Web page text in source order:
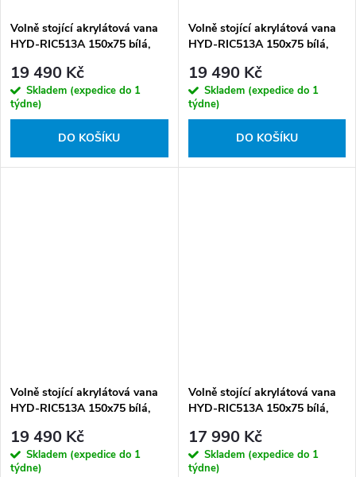
Volně stojící akrylátová vana
HYD-RIC513A 150x75 bílá,
19 490 Kč
Skladem (expedice do 1
týdne)
DO KOŠÍKU
Volně stojící akrylátová vana
HYD-RIC513A 150x75 bílá,
19 490 Kč
Skladem (expedice do 1
týdne)
DO KOŠÍKU
Volně stojící akrylátová vana
HYD-RIC513A 150x75 bílá,
19 490 Kč
Skladem (expedice do 1
týdne)
Volně stojící akrylátová vana
HYD-RIC513A 150x75 bílá,
17 990 Kč
Skladem (expedice do 1
týdne)